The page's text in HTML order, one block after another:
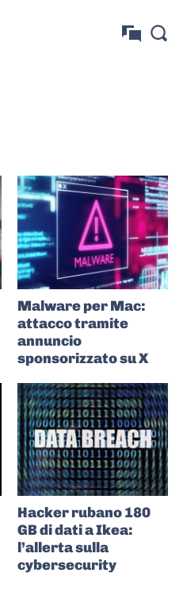
Malware per Mac:
attacco tramite
annuncio
sponsorizzato su X
Hacker rubano 180
GB di dati a Ikea:
l’allerta sulla
cybersecurity